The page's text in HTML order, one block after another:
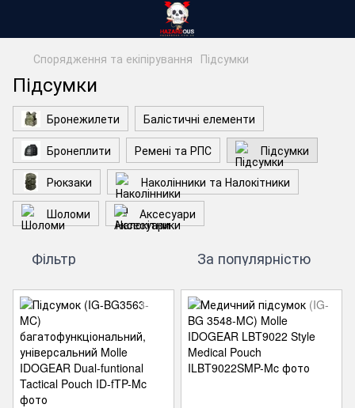
Спорядження та екіпірування Підсумки
Підсумки
Бронежилети
Балістичні елементи
Бронеплити
Ремені та РПС
Підсумки
Рюкзаки
Наколінники та Налокітники
Шоломи
Аксесуари
Фільтр За популярністю